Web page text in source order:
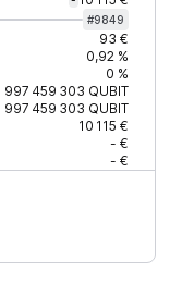
#9849
93 €
0,92 %
0 %
997 459 303 QUBIT
997 459 303 QUBIT
10 115 €
- €
- €